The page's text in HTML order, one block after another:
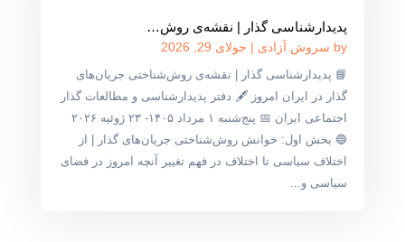
پدیدارشناسی گذار | نقشه‌ی روش‌…
by سروش آزادی | جولای 29, 2026
📘 پدیدارشناسی گذار | نقشه‌ی روش‌شناختی جریان‌های
گذار در ایران امروز 🖋 دفتر پدیدارشناسی و مطالعات گذار
اجتماعی ایران 📅 پنج‌شنبه ۱ مرداد ۱۴۰۵- ۲۳ ژوئیه ۲۰۲۶
🔵 بخش اول: خوانش روش‌شناختی جریان‌های گذار | از
اختلاف سیاسی تا اختلاف در فهم تغییر آنچه امروز در فضای
سیاسی و...